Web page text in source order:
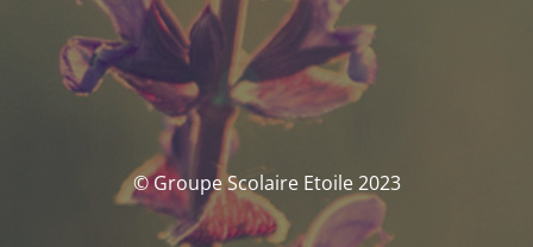
© Groupe Scolaire Etoile 2023